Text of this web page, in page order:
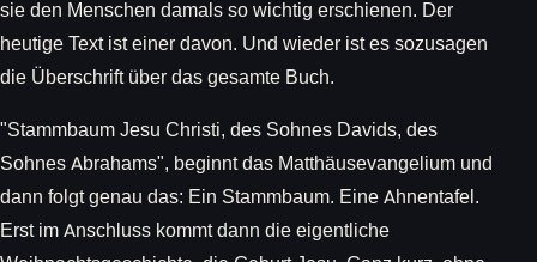
sie den Menschen damals so wichtig erschienen. Der
heutige Text ist einer davon. Und wieder ist es sozusagen
die Überschrift über das gesamte Buch.
"Stammbaum Jesu Christi, des Sohnes Davids, des
Sohnes Abrahams", beginnt das Matthäusevangelium und
dann folgt genau das: Ein Stammbaum. Eine Ahnentafel.
Erst im Anschluss kommt dann die eigentliche